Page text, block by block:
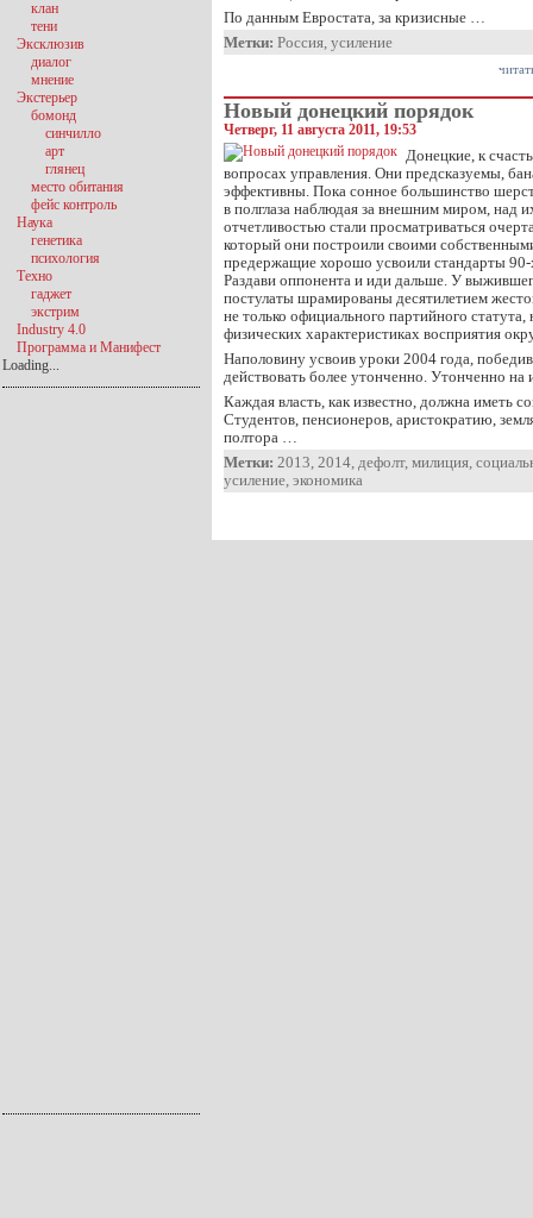
По данным Евростата, за кризисные …
Метки: Россия, усиление
Новый донецкий порядок
Четверг, 11 августа 2011, 19:53
Донецкие, к
вопросах управления. Они предсказуемы,
эффективны. Пока сонное большинство
в полглаза наблюдая за внешним миром, над
отчетливостью стали просматриваться
который они построили своими
предержащие хорошо усвоили стандарты 90-
Раздави оппонента и иди дальше. У
постулаты шрамированы десятилетием
не только официального партийного
физических характеристиках восприятия
Наполовину усвоив уроки 2004 года,
действовать более утонченно. Утонченно на
Каждая власть, как известно, должна иметь
Студентов, пенсионеров, аристократию,
полтора …
Метки: 2013, 2014, дефолт, милиция,
усиление, экономика
клан
тени
Эксклюзив
диалог
мнение
Экстерьер
бомонд
синчилло
арт
глянец
место обитания
фейс контроль
Наука
генетика
психология
Техно
гаджет
экстрим
Industry 4.0
Программа и Манифест
Loading...